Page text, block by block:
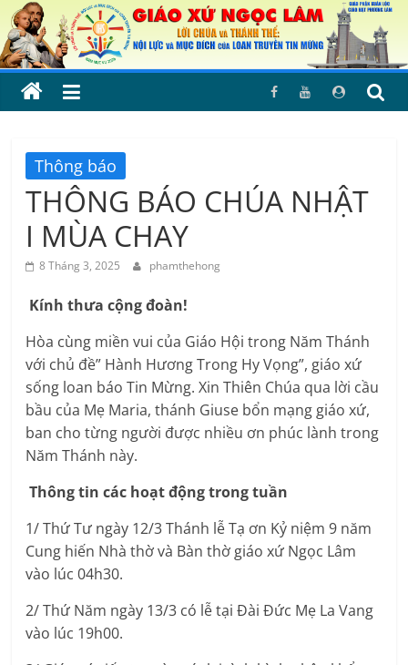
Skip
to
content
Thông báo
THÔNG BÁO CHÚA NHẬT
I MÙA CHAY
8 Tháng 3, 2025 phamthehong
Kính thưa cộng đoàn!
Hòa cùng miền vui của Giáo Hội trong Năm Thánh
với chủ đề” Hành Hương Trong Hy Vọng”, giáo xứ
sống loan báo Tin Mừng. Xin Thiên Chúa qua lời cầu
bầu của Mẹ Maria, thánh Giuse bổn mạng giáo xứ,
ban cho từng người được nhiều ơn phúc lành trong
Năm Thánh này.
Thông tin các hoạt động trong tuần
1/ Thứ Tư ngày 12/3 Thánh lễ Tạ ơn Kỷ niệm 9 năm
Cung hiến Nhà thờ và Bàn thờ giáo xứ Ngọc Lâm
vào lúc 04h30.
2/ Thứ Năm ngày 13/3 có lễ tại Đài Đức Mẹ La Vang
vào lúc 19h00.